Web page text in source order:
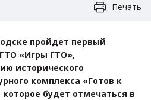
Печать
пройдет первый
«Игры ГТО»,
исторического
комплекса «Готов к
будет отмечаться в